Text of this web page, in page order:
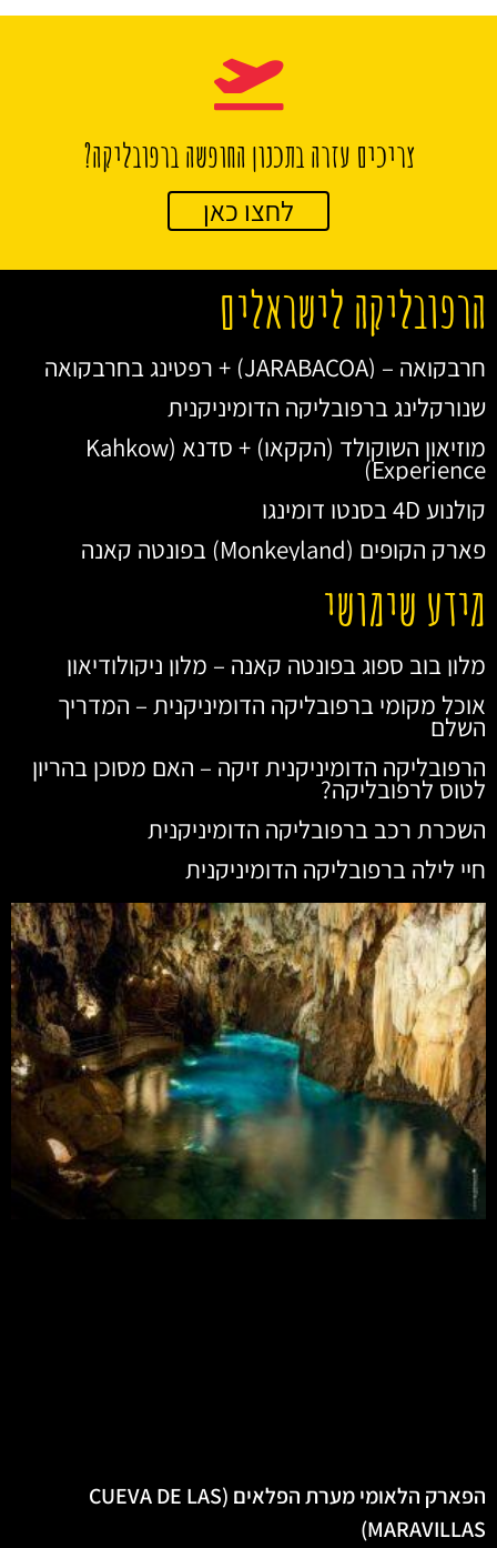
צריכים עזרה בתכנון החופשה ברפובליקה?
לחצו כאן
הרפובליקה לישראלים
חרבקואה – (JARABACOA) + רפטינג בחרבקואה
שנורקלינג ברפובליקה הדומיניקנית
מוזיאון השוקולד (הקקאו) + סדנא (Kahkow
Experience)
קולנוע 4D בסנטו דומינגו
פארק הקופים (Monkeyland) בפונטה קאנה
מידע שימושי
מלון בוב ספוג בפונטה קאנה – מלון ניקולודיאון
אוכל מקומי ברפובליקה הדומיניקנית – המדריך
השלם
הרפובליקה הדומיניקנית זיקה – האם מסוכן בהריון
לטוס לרפובליקה?
השכרת רכב ברפובליקה הדומיניקנית
חיי לילה ברפובליקה הדומיניקנית
הפארק הלאומי מערת הפלאים (CUEVA DE LAS
MARAVILLAS)